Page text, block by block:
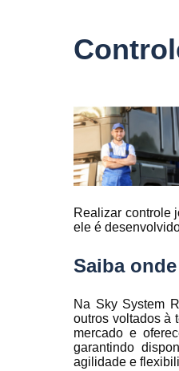
Realizar controle
ele é
Saiba
Na Sky System
outros voltados à
mercado e
garantindo
agilidade e